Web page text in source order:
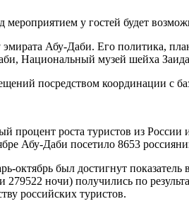
у гостей будет
Абу-Даби. Его политика,
Национальный музей шейха
посредством координации с
процент роста туристов из
Абу-Даби посетило 8653
был достигнут
ночи) получились по
российских туристов.